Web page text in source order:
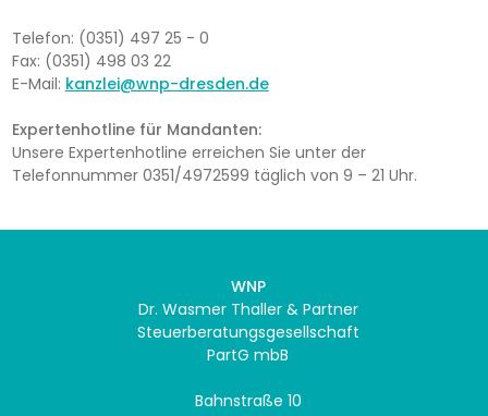
Telefon: (0351) 497 25 - 0
Fax: (0351) 498 03 22
E-Mail: kanzlei@wnp-dresden.de
Expertenhotline für Mandanten:
Unsere Expertenhotline erreichen Sie unter der
Telefonnummer 0351/4972599 täglich von 9 – 21 Uhr.
WNP
Dr. Wasmer Thaller & Partner
Steuerberatungsgesellschaft
PartG mbB
Bahnstraße 10